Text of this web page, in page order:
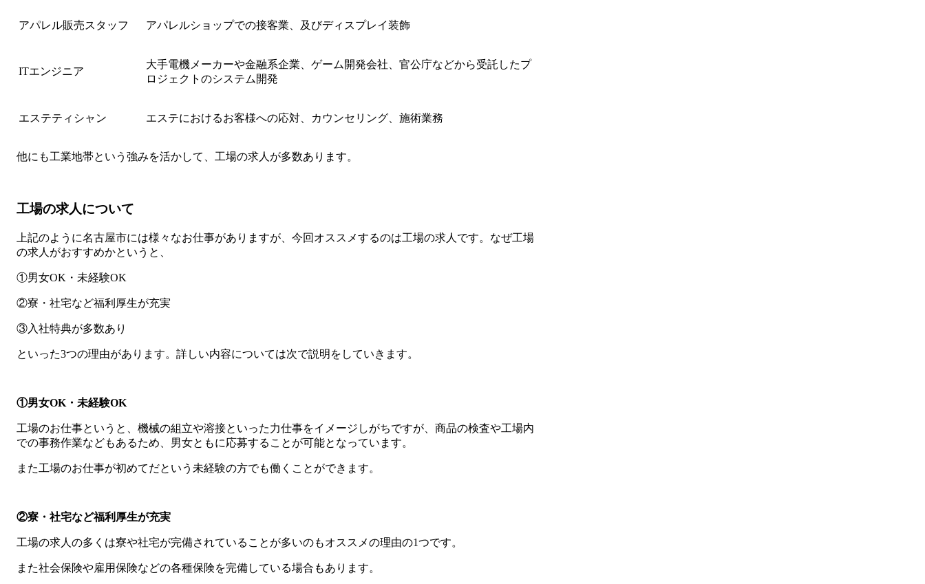
アパレル販売スタッフ アパレルショップでの接客業、及びディスプレイ装飾
ITエンジニア
大手電機メーカーや金融系企業、ゲーム開発会社、官公庁などから受託したプ
ロジェクトのシステム開発
エステティシャン エステにおけるお客様への応対、カウンセリング、施術業務
他にも工業地帯という強みを活かして、工場の求人が多数あります。
工場の求人について
上記のように名古屋市には様々なお仕事がありますが、今回オススメするのは工場の求人です。なぜ工場
の求人がおすすめかというと、
①男女OK・未経験OK
②寮・社宅など福利厚生が充実
③入社特典が多数あり
といった3つの理由があります。詳しい内容については次で説明をしていきます。
①男女OK・未経験OK
工場のお仕事というと、機械の組立や溶接といった力仕事をイメージしがちですが、商品の検査や工場内
での事務作業などもあるため、男女ともに応募することが可能となっています。
また工場のお仕事が初めてだという未経験の方でも働くことができます。
②寮・社宅など福利厚生が充実
工場の求人の多くは寮や社宅が完備されていることが多いのもオススメの理由の1つです。
また社会保険や雇用保険などの各種保険を完備している場合もあります。